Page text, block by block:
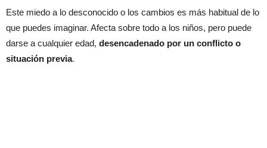
Este miedo a lo desconocido o los cambios es más habitual de lo
que puedes imaginar. Afecta sobre todo a los niños, pero puede
darse a cualquier edad, desencadenado por un conflicto o
situación previa.